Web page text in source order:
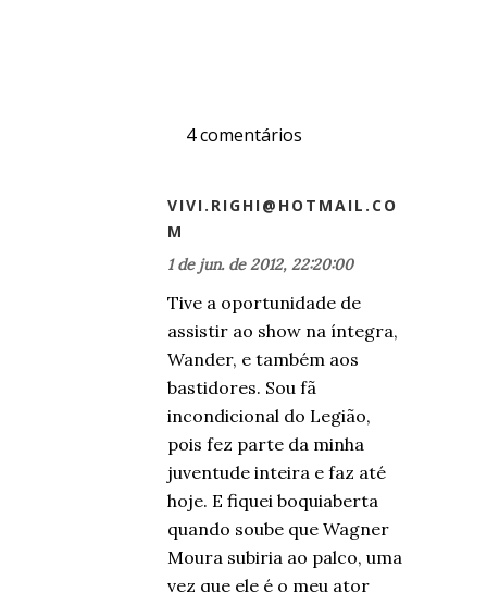
4 comentários
VIVI.RIGHI@HOTMAIL.CO
M
1 de jun. de 2012, 22:20:00
Tive a oportunidade de
assistir ao show na íntegra,
Wander, e também aos
bastidores. Sou fã
incondicional do Legião,
pois fez parte da minha
juventude inteira e faz até
hoje. E fiquei boquiaberta
quando soube que Wagner
Moura subiria ao palco, uma
vez que ele é o meu ator